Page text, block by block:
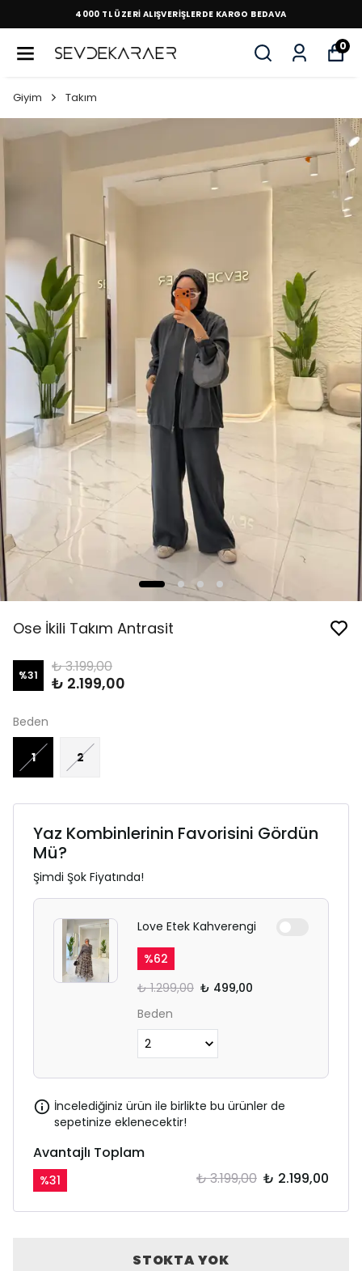
4000 TL ÜZERİ ALIŞVERİŞLERDE KARGO BEDAVA
0
Giyim Takım
Ose İkili Takım Antrasit
%31 ₺ 3.199,00
₺ 2.199,00
Beden
1 2
Yaz Kombinlerinin Favorisini Gördün
Mü?
Şimdi Şok Fiyatında!
Love Etek Kahverengi
%62
₺ 1.299,00 ₺ 499,00
Beden
İncelediğiniz ürün ile birlikte bu ürünler de
sepetinize eklenecektir!
Avantajlı Toplam
%31 ₺ 3.199,00 ₺ 2.199,00
STOKTA YOK